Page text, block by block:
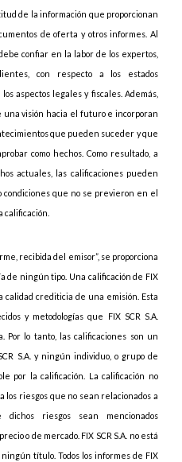
de la información que proporcionan
de oferta y otros informes. Al
confiar en la labor de los expertos,
con respecto a los estados
aspectos legales y fiscales. Además,
visión hacia el futuro e incorporan
que pueden suceder y que
como hechos. Como resultado, a
actuales, las calificaciones pueden
que no se previeron en el
calificación.
recibida del emisor”, se proporciona
ningún tipo. Una calificación de FIX
calidad crediticia de una emisión. Esta
y metodologías que FIX SCR S.A.
Por lo tanto, las calificaciones son un
S.A. y ningún individuo, o grupo de
por la calificación. La calificación no
riesgos que no sean relacionados a
riesgos sean mencionados
o de mercado. FIX SCR S.A. no está
título. Todos los informes de FIX